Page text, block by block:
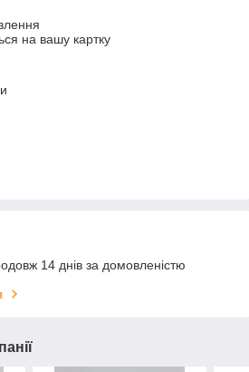
на вашу картку
14 днів за домовленістю